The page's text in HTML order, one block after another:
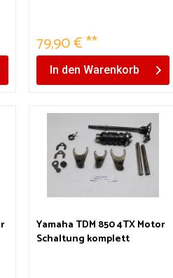
79,90 € **
In den Warenkorb
Yamaha TDM 850 4TX Motor
Schaltung komplett